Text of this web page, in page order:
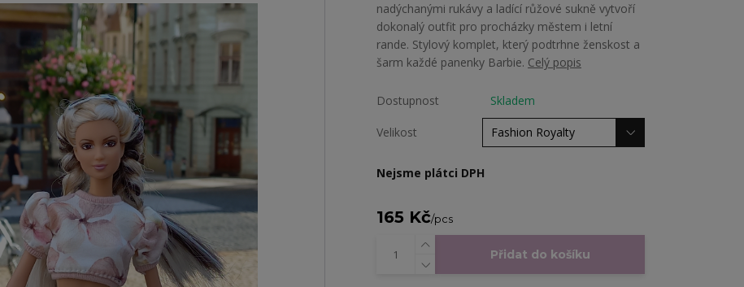
nadýchanými rukávy a ladící růžové sukně vytvoří
dokonalý outfit pro procházky městem i letní
rande. Stylový komplet, který podtrhne ženskost a
šarm každé panenky Barbie. Celý popis
Dostupnost Skladem
Velikost
Nejsme plátci DPH
165 Kč/pcs
Přidat do košíku